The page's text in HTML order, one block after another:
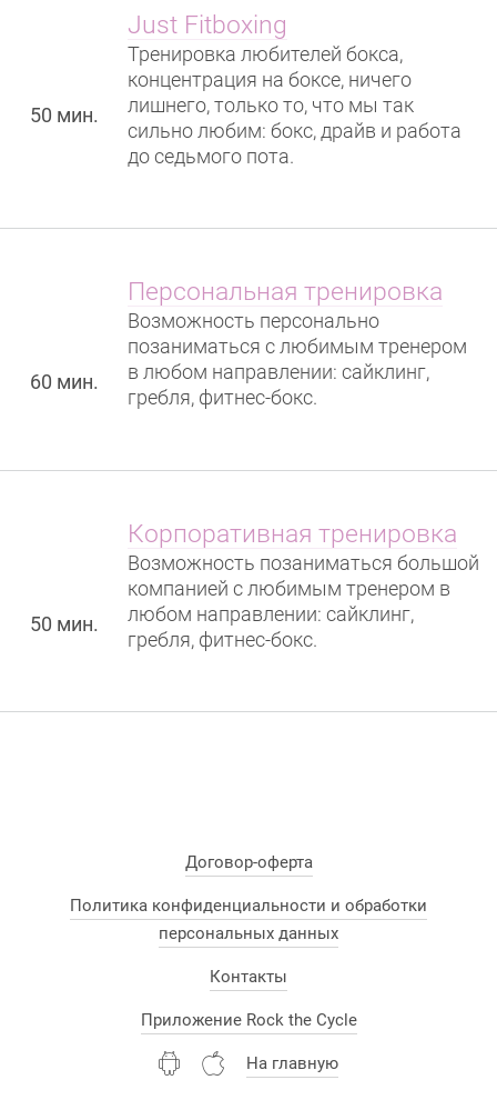
50 мин.
Just Fitboxing
Тренировка любителей бокса,
концентрация на боксе, ничего
лишнего, только то, что мы так
сильно любим: бокс, драйв и работа
до седьмого пота.
60 мин.
Персональная тренировка
Возможность персонально
позаниматься с любимым тренером
в любом направлении: сайклинг,
гребля, фитнес-бокс.
50 мин.
Корпоративная тренировка
Возможность позаниматься большой
компанией с любимым тренером в
любом направлении: сайклинг,
гребля, фитнес-бокс.
Договор-оферта
Политика конфиденциальности и обработки
персональных данных
Контакты
Приложение Rock the Cycle
На главную